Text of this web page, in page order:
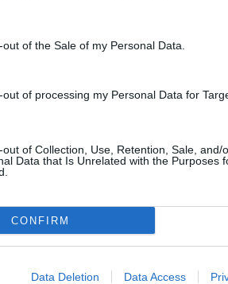
of the Sale of my Personal Data.
of processing my Personal Data for
of Collection, Use, Retention, Sale, and/
Data that Is Unrelated with the Purposes
CONFIRM
Data Deletion Data Access
református iskoláját
Látványos építési